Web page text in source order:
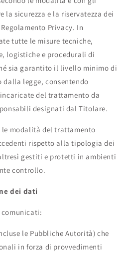
sicurezza e la riservatezza dei
Privacy. In
tutte le misure tecniche,
logistiche e procedurali di
sia garantito il livello minimo di
legge, consentendo
incaricate del trattamento da
designati dal Titolare.
le modalità del trattamento
rispetto alla tipologia dei
gestiti e protetti in ambienti
controllo.
dei dati
comunicati:
le Pubbliche Autorità) che
in forza di provvedimenti